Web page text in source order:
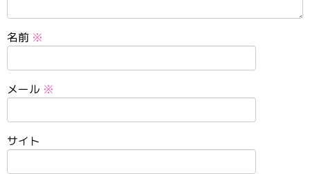
名前 ※
メール ※
サイト